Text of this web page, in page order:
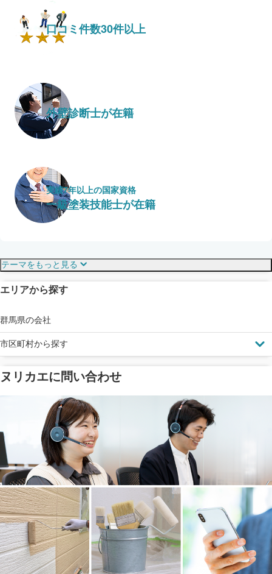
口コミ件数30件以上
外壁診断士が在籍
実績7年以上の国家資格
一級塗装技能士が在籍
塗料の​品質を​保証
メーカー保証
工事保険
ご近所トラブルに
賠償保険
見えにくい屋根も安心
ドローン診断
省エネ効果
断熱・遮熱塗料対応
雨漏り修繕
防水工事
テーマをもっと見る
エリアから探す
群馬県の会社
市区町村から探す
ヌリカエに問い合わせ